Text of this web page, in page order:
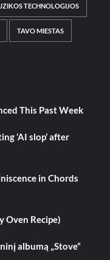
TECHNOLOGIJOS
TAVO MIESTAS
This Past Week
‘AI slop’ after
in Chords
Oven Recipe)
albumą „Stove“